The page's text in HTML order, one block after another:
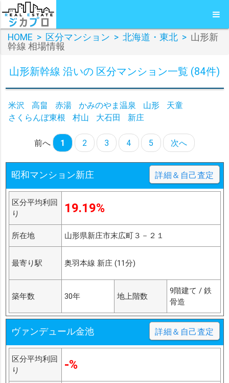
HOME > 区分マンション > 北海道・東北 > 山形新
幹線 相場情報
山形新幹線 沿いの 区分マンション一覧 (84件)
米沢 高畠 赤湯 かみのやま温泉 山形
天童
さくらんぼ東根
村山 大石田 新庄
前へ 1 2 3 4 5 次へ
昭和マンション新庄 詳細＆自己査定
区分平均利回
り
19.19%
所在地 山形県新庄市末広町３－２１
最寄り駅 奥羽本線 新庄 (11分)
築年数 30年 地上階数
9階建て / 鉄
骨造
ヴァンデュール金池 詳細＆自己査定
区分平均利回
り
-%